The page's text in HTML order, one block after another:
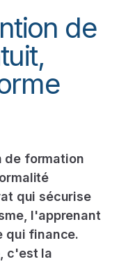
de
de formation
qui sécurise
l'apprenant
qui finance.
c'est la